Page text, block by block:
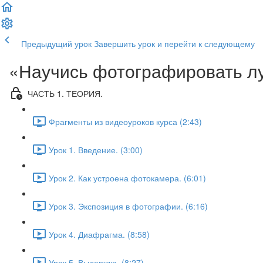
Предыдущий урок Завершить урок и перейти к следующему
«Научись фотографировать
ЧАСТЬ 1. ТЕОРИЯ.
Фрагменты из видеоуроков курса (2:43)
Урок 1. Введение. (3:00)
Урок 2. Как устроена фотокамера. (6:01)
Урок 3. Экспозиция в фотографии. (6:16)
Урок 4. Диафрагма. (8:58)